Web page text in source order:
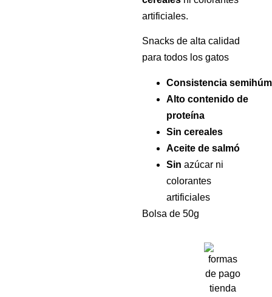
artificiales.
Snacks de alta calidad
para todos los gatos
Consistencia
Alto contenido de
proteína
Sin cereales
Aceite de salmó
Sin azúcar ni
colorantes
artificiales
Bolsa de 50g